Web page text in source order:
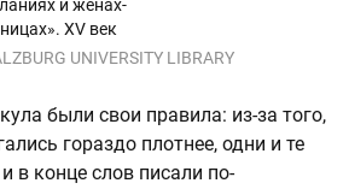
и женах-
XV век
UNIVERSITY LIBRARY
были свои правила: из-за того,
гораздо плотнее, одни и те
в конце слов писали по-